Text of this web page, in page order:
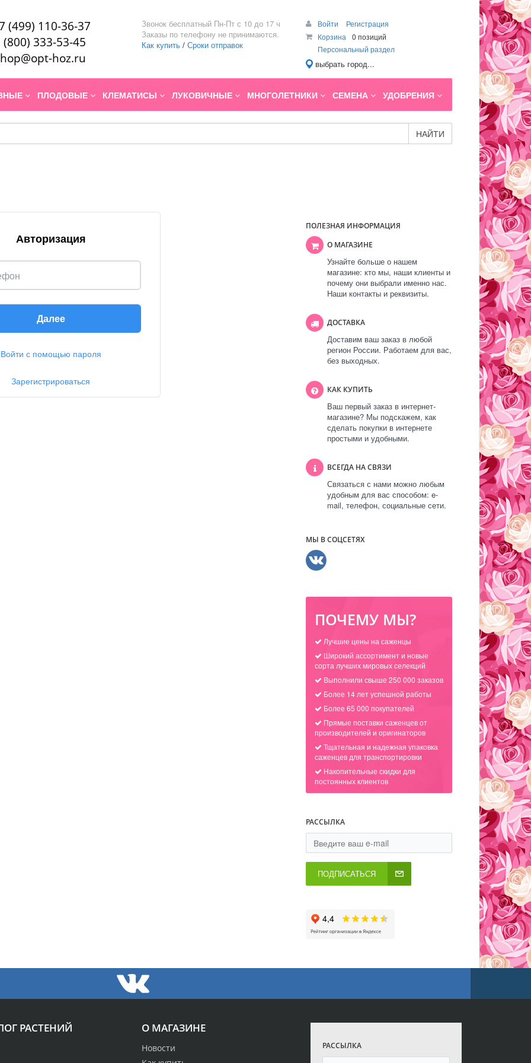
(499) 110-36-37
(800) 333-53-45
hoz.ru
Звонок бесплатный Пн-Пт с 10 до 17 ч
Заказы по телефону не принимаются.
Как купить / Сроки отправок
Войти
Регистрация
Корзина
0 позиций
Персональный раздел
выбрать город...
ПЛОДОВЫЕ КЛЕМАТИСЫ ЛУКОВИЧНЫЕ МНОГОЛЕТНИКИ СЕМЕНА УДОБРЕНИЯ
НАЙТИ
Авторизация
Далее
Войти с помощью пароля
Зарегистрироваться
ПОЛЕЗНАЯ ИНФОРМАЦИЯ
О МАГАЗИНЕ
Узнайте больше о нашем
магазине: кто мы, наши клиенты и
почему они выбрали именно нас.
Наши контакты и реквизиты.
ДОСТАВКА
Доставим ваш заказ в любой
регион России. Работаем для вас,
без выходных.
КАК КУПИТЬ
Ваш первый заказ в интернет-
магазине? Мы подскажем, как
сделать покупки в интернете
простыми и удобными.
ВСЕГДА НА СВЯЗИ
Связаться с нами можно любым
удобным для вас способом: e-
mail, телефон, социальные сети.
МЫ В СОЦСЕТЯХ
ПОЧЕМУ МЫ?
Лучшие цены на саженцы
Широкий ассортимент и новые
сорта лучших мировых селекций
Выполнили свыше 250 000 заказов
Более 14 лет успешной работы
Более 65 000 покупателей
Прямые поставки саженцев от
производителей и оригинаторов
Тщательная и надежная упаковка
саженцев для транспортировки
Накопительные скидки для
постоянных клиентов
РАССЫЛКА
ПОДПИСАТЬСЯ
О МАГАЗИНЕ
Новости
РАСТЕНИЙ
РАССЫЛКА